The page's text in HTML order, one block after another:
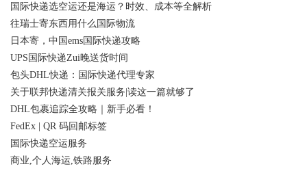
国际快递选空运还是海运？时效、成本等全解析
往瑞士寄东西用什么国际物流
日本寄，中国ems国际快递攻略
UPS国际快递Zui晚送货时间
包头DHL快递：国际快递代理专家
关于联邦快递清关报关服务|读这一篇就够了
DHL包裹追踪全攻略｜新手必看！
FedEx | QR 码回邮标签
国际快递空运服务
商业,个人海运,铁路服务